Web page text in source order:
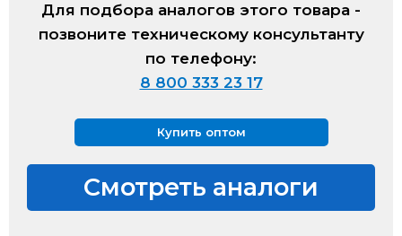
Для подбора аналогов этого товара -
позвоните техническому консультанту
по телефону:
8 800 333 23 17
Купить оптом
Смотреть аналоги